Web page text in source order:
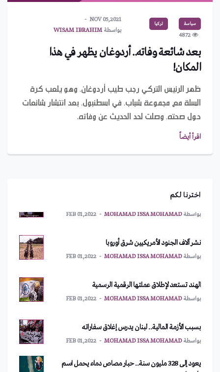
سياسة تركيا
4872
NOV 05,2021
بواسطةWISAM IBRAHIM
بعد شائعة وفاته.. أردوغان يظهر في هذا
المكان!
ظهر الرئيس التركي رجب طيب أردوغان، وهو يلعب كرة
السلة مع مجموعة شباب، في اسطنبول، بعد انتشار شائعات
حول صحته، وصلت لحد الحديث عن وفاته.
اقرأ أيضاً
اخترنا لكم
بايدن!
بواسطةIMAN ABDULMAJEED
MAR 10,2022
بواسطة MOHAMAD ISSA MOHAMAD
بواسطة MOHAMAD ISSA MOHAMAD
بواسطة MOHAMAD ISSA MOHAMAD
FEB 01,2022
بواسطةMOHAMAD ISSA MOHAMAD
FEB 01,2022
يعود إلى 328 مليون سنة.. حبار مصاص دماء يحمل اسم
بواسطةIMAN ABDULMAJEED
MAR 10,2022